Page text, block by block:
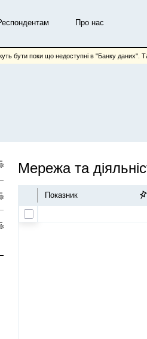
Про нас
бути поки що недоступні в "Банку даних".
Мережа та
Показник